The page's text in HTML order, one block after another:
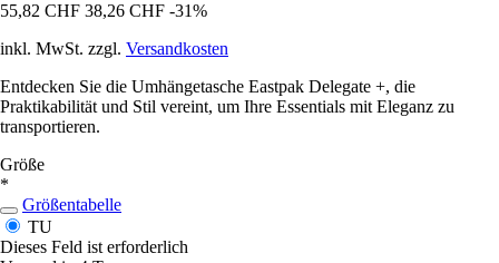
55,82 CHF 38,26 CHF -31%
inkl. MwSt. zzgl. Versandkosten
Entdecken Sie die Umhängetasche Eastpak Delegate +, die
Praktikabilität und Stil vereint, um Ihre Essentials mit Eleganz zu
transportieren.
Größe
*
Größentabelle
TU
Dieses Feld ist erforderlich